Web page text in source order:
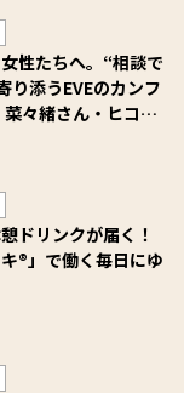
性たちへ。“相談で
り添うEVEのカンフ
々緒さん・ヒコロ
ドリンクが届く！
キ®」で働く毎日にゆ